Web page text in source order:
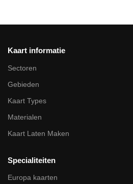
Kaart informatie
Sectoren
Gebieden
Kaart Types
Materialen
Kaart Laten Maken
Specialiteiten
Europa kaarten